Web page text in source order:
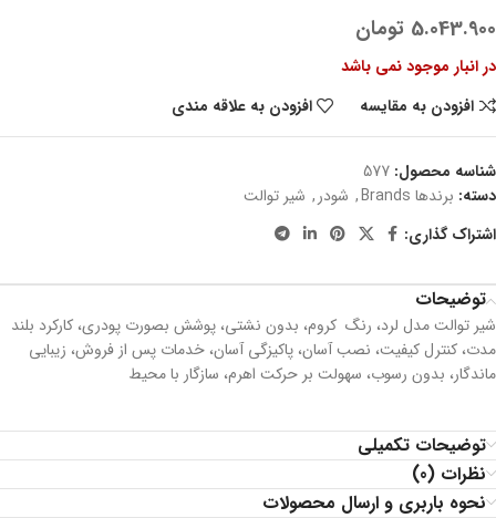
5.043.900 تومان
در انبار موجود نمی باشد
افزودن به مقایسه
افزودن به علاقه مندی
شناسه محصول: 577
دسته: برندها Brands , شودر, شیر توالت
اشتراک گذاری:
توضیحات
شیر توالت مدل لرد، رنگ کروم، بدون نشتي، پوشش بصورت پودری، کارکرد بلند
مدت، كنترل كيفيت، نصب آسان، پاکیزگی آسان، خدمات پس از فروش، زیبایی
ماندگار، بدون رسوب، سهولت بر حرکت اهرم، سازگار با محیط
توضیحات تکمیلی
نظرات (0)
نحوه باربری و ارسال محصولات